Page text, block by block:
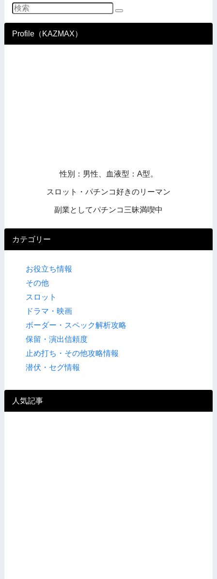
Profile（KAZMAX）
性別：男性、血液型：A型。
スロット・パチンコ好きのリーマン
副業としてパチンコ三昧満喫中
カテゴリー
お役立ち情報
その他
スロット
ドラマ・映画
ボーダー・スペック解析攻略
保留・演出信頼度
止め打ち・その他攻略情報
潜伏・セグ情報
人気記事